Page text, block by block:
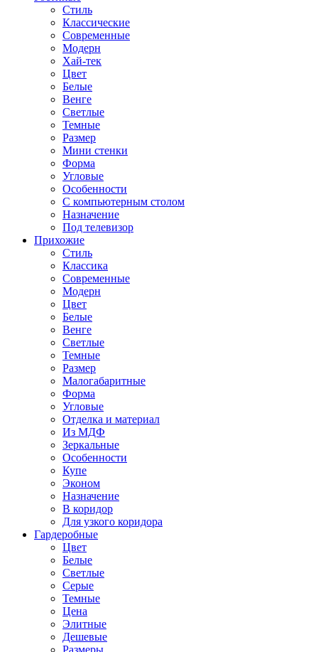
Стиль
Классические
Современные
Модерн
Хай-тек
Цвет
Белые
Венге
Светлые
Темные
Размер
Мини стенки
Форма
Угловые
Особенности
С компьютерным столом
Назначение
Под телевизор
Прихожие
Стиль
Классика
Современные
Модерн
Цвет
Белые
Венге
Светлые
Темные
Размер
Малогабаритные
Форма
Угловые
Отделка и материал
Из МДФ
Зеркальные
Особенности
Купе
Эконом
Назначение
В коридор
Для узкого коридора
Гардеробные
Цвет
Белые
Светлые
Серые
Темные
Цена
Элитные
Дешевые
Размеры